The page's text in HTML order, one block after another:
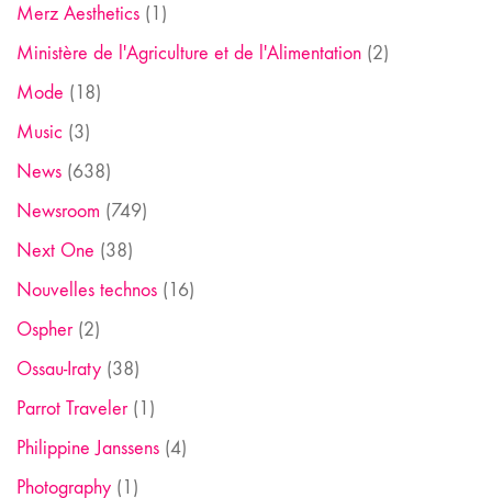
Merz Aesthetics (1)
Ministère de l'Agriculture et de l'Alimentation (2)
Mode (18)
Music (3)
News (638)
Newsroom (749)
Next One (38)
Nouvelles technos (16)
Ospher(2)
Ossau-Iraty (38)
Parrot Traveler(1)
Philippine Janssens (4)
Photography (1)